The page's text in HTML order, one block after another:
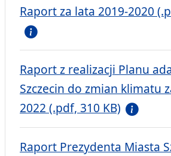
Raport za lata 2019-2020
Raport z realizacji Planu
Szczecin do zmian klimatu
2022 (.pdf, 310 KB)
Raport Prezydenta Miasta